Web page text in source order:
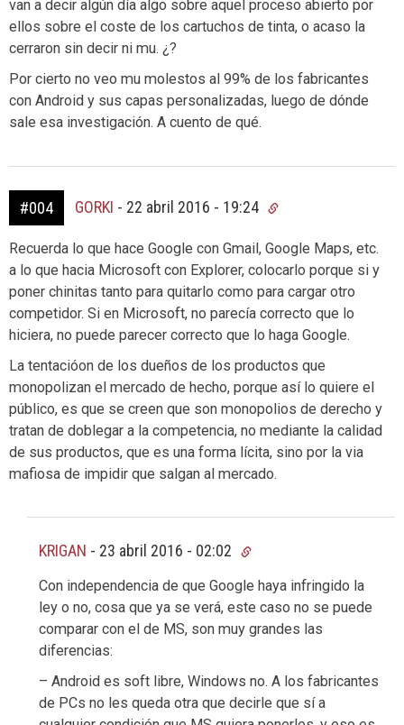
van a decir algún día algo sobre aquel proceso abierto por
ellos sobre el coste de los cartuchos de tinta, o acaso la
cerraron sin decir ni mu. ¿?
Por cierto no veo mu molestos al 99% de los fabricantes
con Android y sus capas personalizadas, luego de dónde
sale esa investigación. A cuento de qué.
#004 GORKI - 22 abril 2016 - 19:24
Recuerda lo que hace Google con Gmail, Google Maps, etc.
a lo que hacia Microsoft con Explorer, colocarlo porque si y
poner chinitas tanto para quitarlo como para cargar otro
competidor. Si en Microsoft, no parecía correcto que lo
hiciera, no puede parecer correcto que lo haga Google.
La tentacióon de los dueños de los productos que
monopolizan el mercado de hecho, porque así lo quiere el
público, es que se creen que son monopolios de derecho y
tratan de doblegar a la competencia, no mediante la calidad
de sus productos, que es una forma lícita, sino por la via
mafiosa de impidir que salgan al mercado.
KRIGAN - 23 abril 2016 - 02:02
Con independencia de que Google haya infringido la
ley o no, cosa que ya se verá, este caso no se puede
comparar con el de MS, son muy grandes las
diferencias:
– Android es soft libre, Windows no. A los fabricantes
de PCs no les queda otra que decirle que sí a